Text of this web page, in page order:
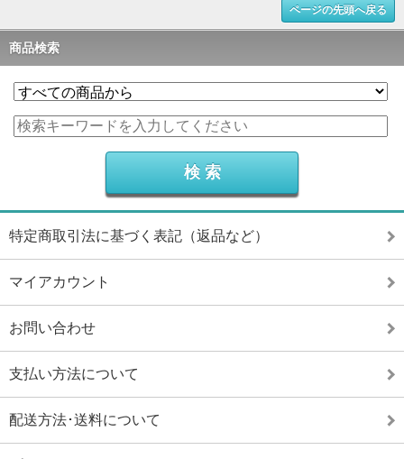
ページの先頭へ戻る
商品検索
特定商取引法に基づく表記（返品など）
マイアカウント
お問い合わせ
支払い方法について
配送方法･送料について